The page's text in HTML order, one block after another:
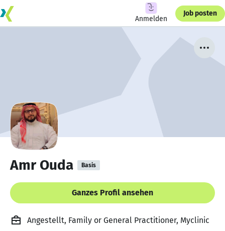
Anmelden
Job posten
Amr Ouda Basis
Ganzes Profil ansehen
Angestellt, Family or General Practitioner, Myclinic